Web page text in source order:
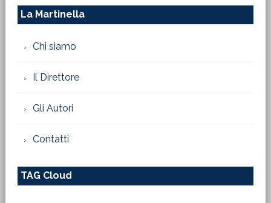
La Martinella
Chi siamo
Il Direttore
Gli Autori
Contatti
TAG Cloud